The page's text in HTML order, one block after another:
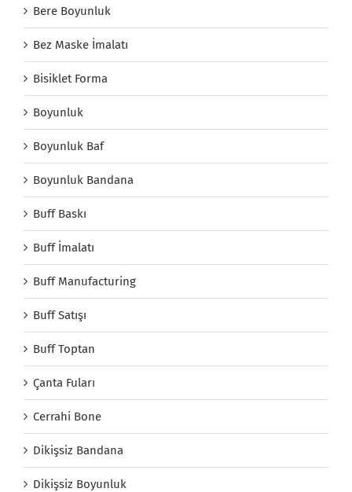
Bere Boyunluk
Bez Maske İmalatı
Bisiklet Forma
Boyunluk
Boyunluk Baf
Boyunluk Bandana
Buff Baskı
Buff İmalatı
Buff Manufacturing
Buff Satışı
Buff Toptan
Çanta Fuları
Cerrahi Bone
Dikişsiz Bandana
Dikişsiz Boyunluk